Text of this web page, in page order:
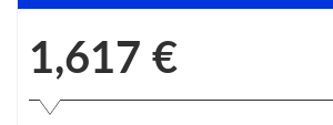
1,617 €